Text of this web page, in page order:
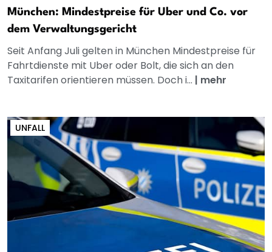
München: Mindestpreise für Uber und Co. vor
dem Verwaltungsgericht
Seit Anfang Juli gelten in München Mindestpreise für
Fahrtdienste mit Uber oder Bolt, die sich an den
Taxitarifen orientieren müssen. Doch i... | mehr
UNFALL